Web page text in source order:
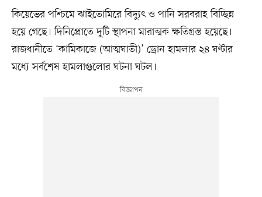
কিয়েভের পশ্চিমে ঝাইতোমিরে বিদ্যুৎ ও পানি সরবরাহ বিচ্ছিন্ন
হয়ে গেছে। দিনিপ্রোতে দুটি স্থাপনা মারাত্মক ক্ষতিগ্রস্ত হয়েছে।
রাজধানীতে ‘কামিকাজে (আত্মঘাতী)’ ড্রোন হামলার ২৪ ঘণ্টার
মধ্যে সর্বশেষ হামলাগুলোর ঘটনা ঘটল।